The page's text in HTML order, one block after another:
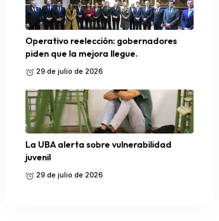
Operativo reelección: gobernadores
piden que la mejora llegue.
29 de julio de 2026
La UBA alerta sobre vulnerabilidad
juvenil
29 de julio de 2026